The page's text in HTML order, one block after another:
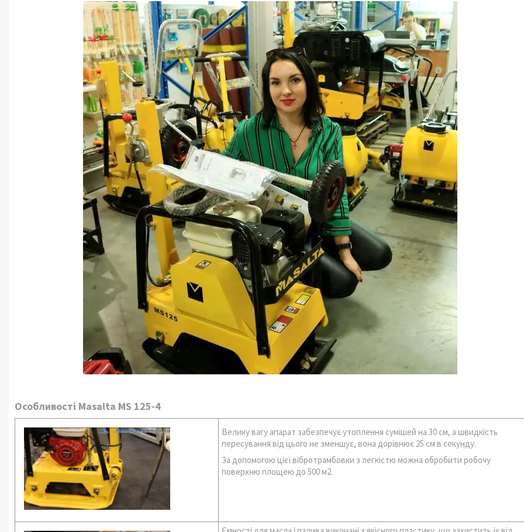
Особливості Masalta MS 125-4
Велику вагу апарат забезпечує утоплення сумішей на 30 см, а швидкість
пересування від цього не зменшує, вона дорівнює 25 см в секунду.
За допомогою цієї вібротрамбовки з легкістю можна обробити робочу
поверхню площею до 500 м2.